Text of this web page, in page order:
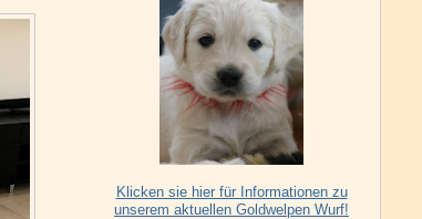
Klicken sie hier für Informationen zu
unserem aktuellen Goldwelpen Wurf!